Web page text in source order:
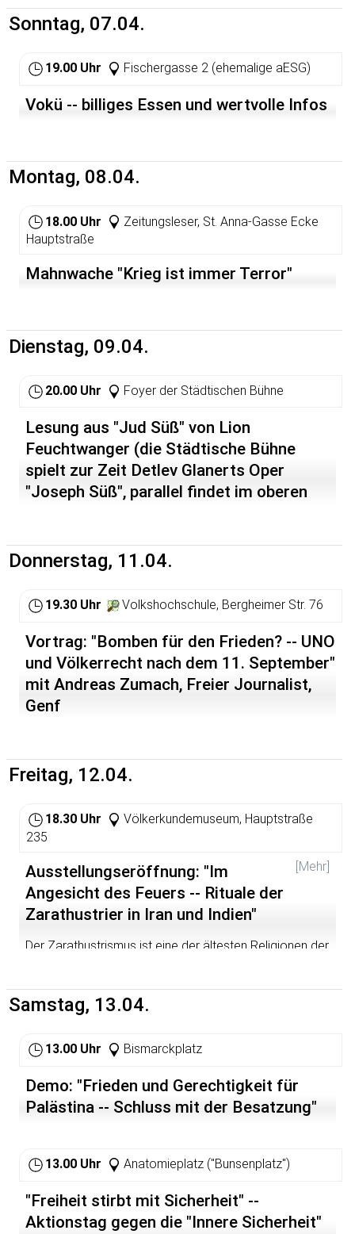
Sonntag, 07.04.
19.00 Uhr Fischergasse 2 (ehemalige aESG)
Vokü -- billiges Essen und wertvolle Infos
Montag, 08.04.
18.00 Uhr
Zeitungsleser, St. Anna-Gasse Ecke
Hauptstraße
Mahnwache "Krieg ist immer Terror"
Dienstag, 09.04.
20.00 Uhr Foyer der Städtischen Bühne
Lesung aus "Jud Süß" von Lion
Feuchtwanger (die Städtische Bühne
spielt zur Zeit Detlev Glanerts Oper
"Joseph Süß", parallel findet im oberen
Donnerstag, 11.04.
19.30 Uhr Volkshochschule, Bergheimer Str. 76
Vortrag: "Bomben für den Frieden? -- UNO
und Völkerrecht nach dem 11. September"
mit Andreas Zumach, Freier Journalist,
Genf
Freitag, 12.04.
18.30 Uhr
Völkerkundemuseum, Hauptstraße
235
[Mehr]
Ausstellungseröffnung: "Im
Angesicht des Feuers -- Rituale der
Zarathustrier in Iran und Indien"
Der Zarathustrismus ist eine der ältesten Religionen der
Ostens nachhaltig geprägt. Daß der Zarathustrismus
nach wie vor eine lebendige Religion ist, wird in der
außergewöhnliche Fotodokumentation der Fotografen
K. Kazemi (Iran) und N. Desai (Indien) gibt einen
noch den religiösen Alltag der zarathustrischen
Gemeinden prägen. Exponate von ausgewählten
"Religionsgeschichte und Ritualistik".
Samstag, 13.04.
13.00 Uhr Bismarckplatz
Demo: "Frieden und Gerechtigkeit für
Palästina -- Schluss mit der Besatzung"
13.00 Uhr Anatomieplatz ("Bunsenplatz")
"Freiheit stirbt mit Sicherheit" --
Aktionstag gegen die "Innere Sicherheit"